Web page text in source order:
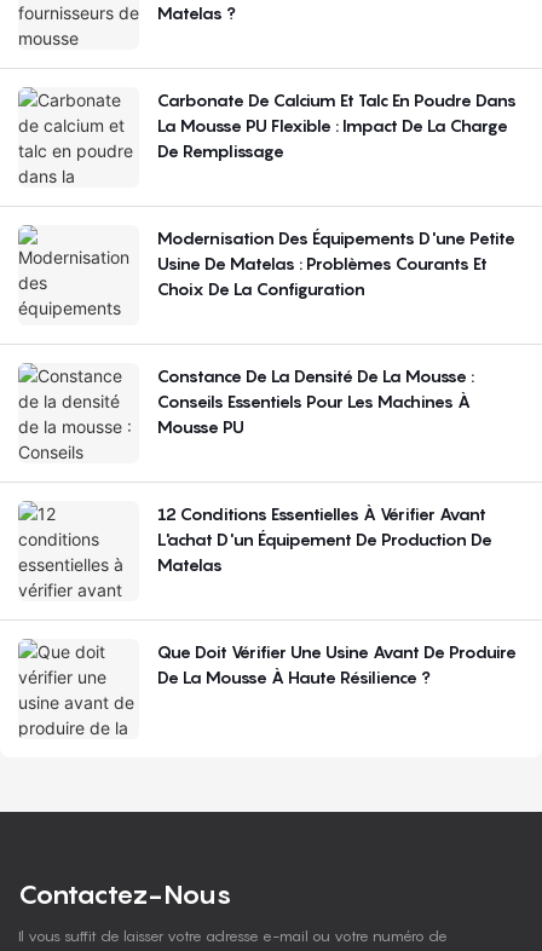
Matelas ?
Carbonate De Calcium Et Talc En Poudre Dans
La Mousse PU Flexible : Impact De La Charge
De Remplissage
Modernisation Des Équipements D'une Petite
Usine De Matelas : Problèmes Courants Et
Choix De La Configuration
Constance De La Densité De La Mousse :
Conseils Essentiels Pour Les Machines À
Mousse PU
12 Conditions Essentielles À Vérifier Avant
L'achat D'un Équipement De Production De
Matelas
Que Doit Vérifier Une Usine Avant De Produire
De La Mousse À Haute Résilience ?
Contactez-Nous
Il vous suffit de laisser votre adresse e-mail ou votre numéro de